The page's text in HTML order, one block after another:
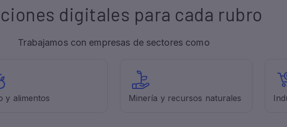
digitales para cada rubro
Trabajamos con empresas de sectores como